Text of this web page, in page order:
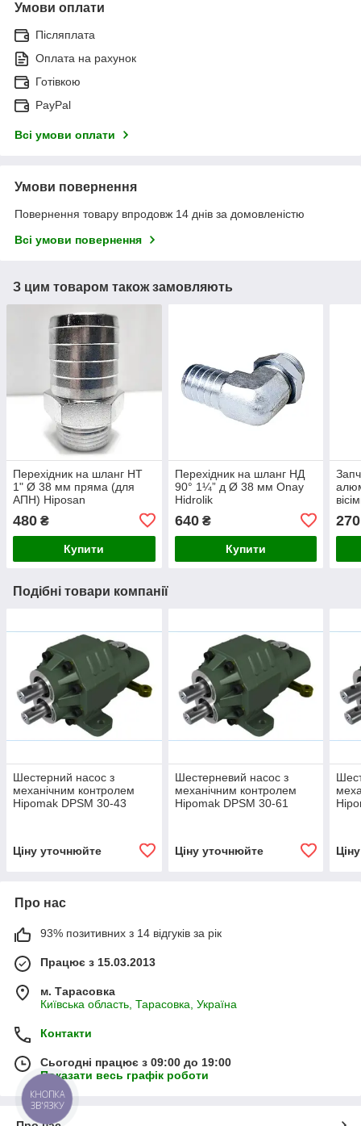
Умови оплати
Післяплата
Оплата на рахунок
Готівкою
PayPal
Всі умови оплати
Умови повернення
Повернення товару впродовж 14 днів за домовленістю
Всі умови повернення
З цим товаром також замовляють
Перехідник на шланг НТ
1" Ø 38 мм пряма (для
АПН) Hiposan
480 ₴
Купити
Перехідник на шланг НД
90° 1¼” д Ø 38 мм Onay
Hidrolik
640₴
Купити
270
Подібні товари компанії
Шестерний насос з
механічним контролем
Hipomak DPSM 30-43
Ціну уточнюйте
Шестерневий насос з
механічним контролем
Hipomak DPSM 30-61
Ціну уточнюйте
Про нас
93% позитивних з 14 відгуків за рік
Працює з 15.03.2013
м. Тарасовка
Київська область, Тарасовка, Україна
Контакти
Сьогодні працює з 09:00 до 19:00
Показати весь графік роботи
КНОПКА
ЗВ'ЯЗКУ